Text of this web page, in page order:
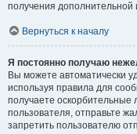
получения
Вернуться к началу
Я постоянно получаю
Вы можете автоматически
используя правила для
получаете оскорбительные
пользователя, отправьте
запретить пользователю